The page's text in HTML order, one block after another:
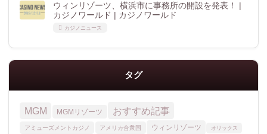
ウィンリゾーツ、横浜市に事務所の開設を発表！ |
カジノワールド | カジノワールド
カジノニュース
タグ